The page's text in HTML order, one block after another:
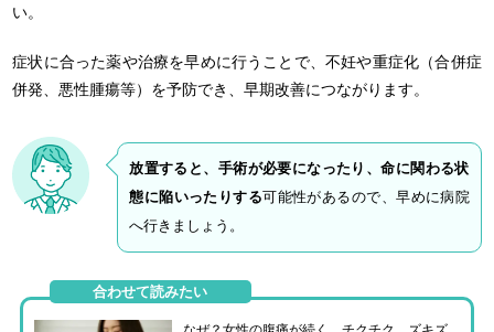
い。
症状に合った薬や治療を早めに行うことで、不妊や重症化（合併症
併発、悪性腫瘍等）を予防でき、早期改善につながります。
放置すると、手術が必要になったり、命に関わる状
態に陥いったりする可能性があるので、早めに病院
へ行きましょう。
合わせて読みたい